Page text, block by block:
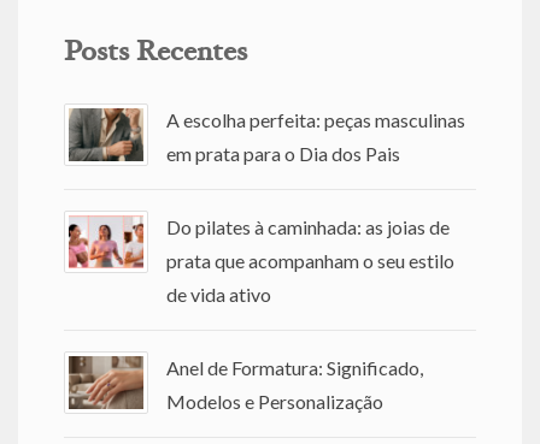
Posts Recentes
A escolha perfeita: peças masculinas
em prata para o Dia dos Pais
Do pilates à caminhada: as joias de
prata que acompanham o seu estilo
de vida ativo
Anel de Formatura: Significado,
Modelos e Personalização